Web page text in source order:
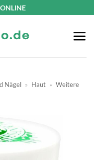
Nägel » Haut » Weitere